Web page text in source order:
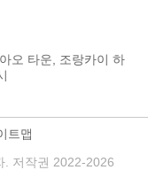
오 타운, 조랑카이 하
트맵
. 저작권 2022-2026